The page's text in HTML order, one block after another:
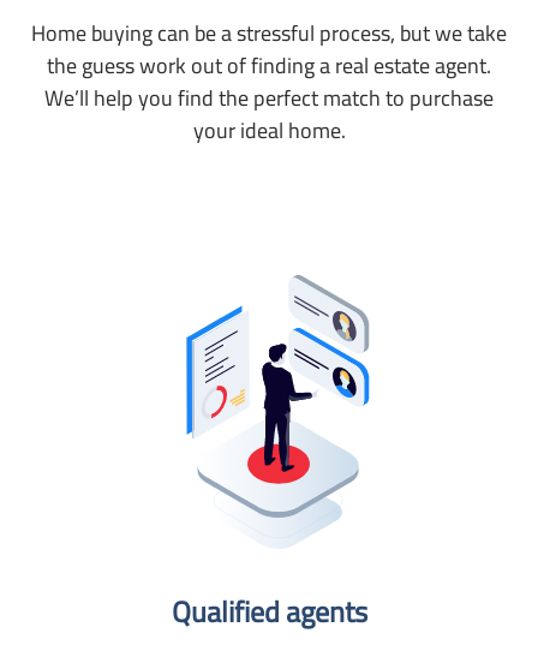
Home buying can be a stressful process, but we take
the guess work out of finding a real estate agent.
We’ll help you find the perfect match to purchase
your ideal home.
Qualified agents​